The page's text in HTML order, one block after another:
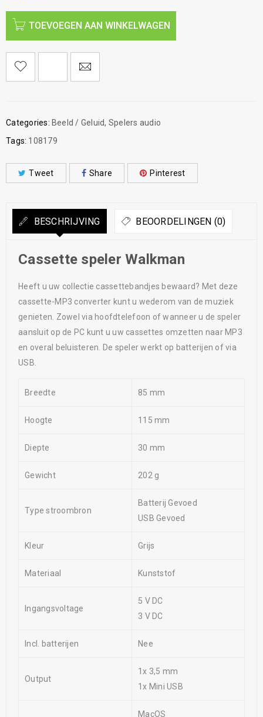
TOEVOEGEN AAN WINKELWAGEN
Categories: Beeld / Geluid, Spelers audio
Tags: 108179
Tweet Share Pinterest
BESCHRIJVING BEOORDELINGEN (0)
Cassette speler Walkman
Heeft u uw collectie cassettebandjes bewaard? Met deze
cassette-MP3 converter kunt u wederom van de muziek
genieten. Zowel via hoofdtelefoon of wanneer u de speler
aansluit op de PC kunt u uw cassettes omzetten naar MP3
en overal beluisteren. De speler werkt op batterijen of via
USB.
Breedte 85 mm
Hoogte 115 mm
Diepte 30 mm
Gewicht 202 g
Type stroombron
Batterij Gevoed
USB Gevoed
Kleur Grijs
Materiaal Kunststof
Ingangsvoltage
5 V DC
3 V DC
Incl. batterijen Nee
Output
1x 3,5 mm
1x Mini USB
MacOS